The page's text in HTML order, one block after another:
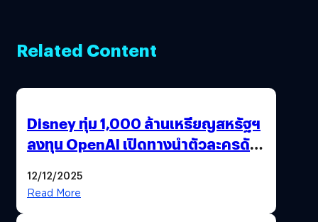
Related Content
Disney ทุ่ม 1,000 ล้านเหรียญสหรัฐฯ
ลงทุน OpenAI เปิดทางนำตัวละครดัง
12/12/2025
Read More